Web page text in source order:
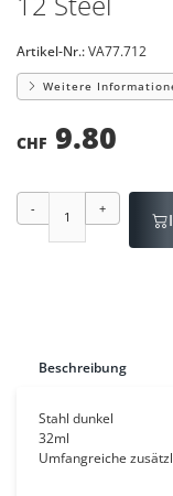
Artikel-Nr.:VA77.712
Weitere
CHF 9.80
- +
Beschreibung
Stahl dunkel
32ml
Umfangreiche